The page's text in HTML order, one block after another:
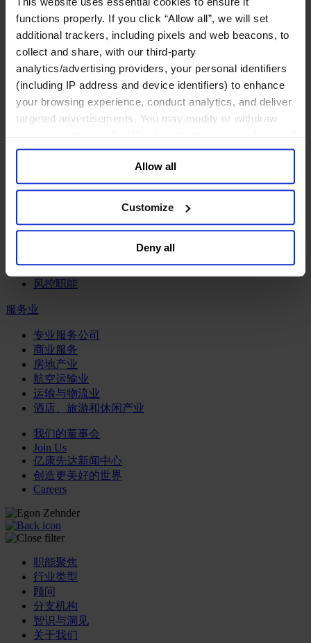
functions properly. If you click “Allow all”, we will set
additional trackers, including pixels and web beacons, to
collect and share, with our third-party
analytics/advertising providers, your personal identifiers
(including IP address and device identifiers) to enhance
your browsing experience, conduct analytics, and deliver
targeted advertisements. You may modify or withdraw
your consent or, in the US, object to the sale or sharing of
your data for targeted advertising, by clicking “Do Not
Sell or Share My Personal Information” in the footer of
the website. You must opt-out of each device and each
browser. For additional information and retention terms
general collection and use of personal information see
Allow all
Customize
Deny all
工业
化工与过程工业咨询团队
机械与工业技术
汽车与交通设备
能源业
金属与矿业
金融服务业
主权财富基金
保险业
投资银行、企业银行与金融市场
私募股权投资行业
财富管理
零售金融服务
风控职能
服务业
专业服务公司
商业服务
房地产业
航空运输业
运输与物流业
酒店、旅游和休闲产业
我们的董事会
Join Us
亿康先达新闻中心
创造更美好的世界
Careers
职能聚焦
行业类型
顾问
分支机构
智识与洞见
关于我们